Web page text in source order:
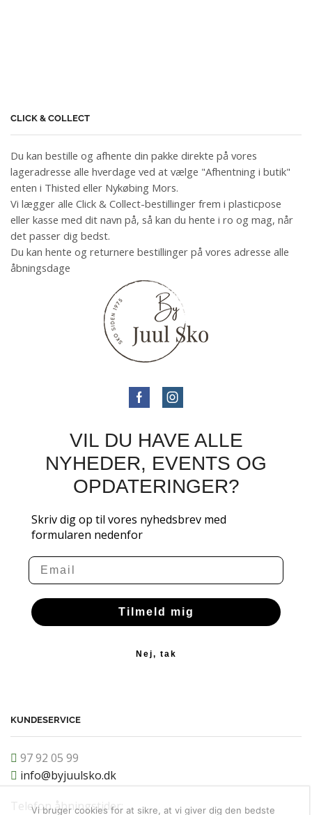
CLICK & COLLECT
Du kan bestille og afhente din pakke direkte på vores
lageradresse alle hverdage ved at vælge "Afhentning i butik"
enten i Thisted eller Nykøbing Mors.
Vi lægger alle Click & Collect-bestillinger frem i plasticpose
eller kasse med dit navn på, så kan du hente i ro og mag, når
det passer dig bedst.
Du kan hente og returnere bestillinger på vores adresse alle
åbningsdage
VIL DU HAVE ALLE
NYHEDER, EVENTS OG
OPDATERINGER?
Skriv dig op til vores nyhedsbrev med
formularen nedenfor
Email
Tilmeld mig
Nej, tak
KUNDESERVICE
97 92 05 99
info@byjuulsko.dk
Telefon åbningstider:
Vi bruger cookies for at sikre, at vi giver dig den bedste